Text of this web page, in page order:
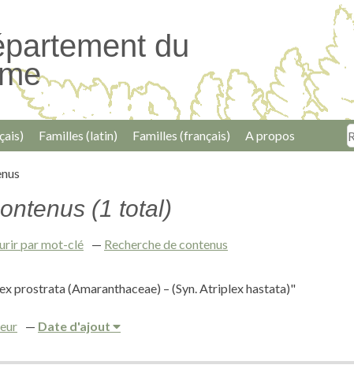
du
Familles (latin) Familles (français) A propos
(1 total)
par mot-clé Recherche de contenus
prostrata (Amaranthaceae) – (Syn. Atriplex hastata)"
Date d'ajout